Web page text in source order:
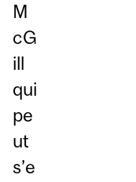
M
cG
ill
qui
pe
ut
s’e